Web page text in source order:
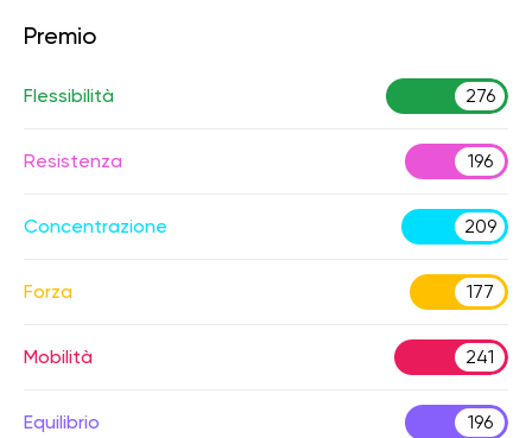
Premio
Flessibilità 276
Resistenza 196
Concentrazione 209
Forza 177
Mobilità 241
Equilibrio 196